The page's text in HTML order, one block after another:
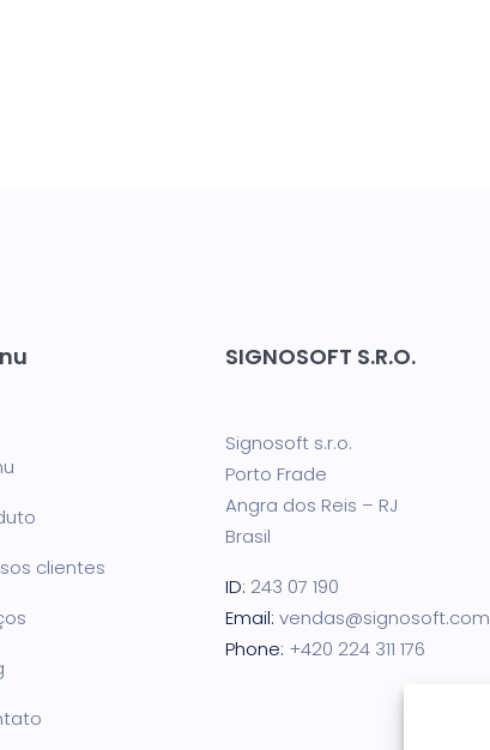
clientes
SIGNOSOFT S.R.O.
Signosoft s.r.o.
Porto Frade
Angra dos Reis – RJ
Brasil
ID: 243 07 190
Email: vendas@signosoft.com
Phone: +420 224 311 176